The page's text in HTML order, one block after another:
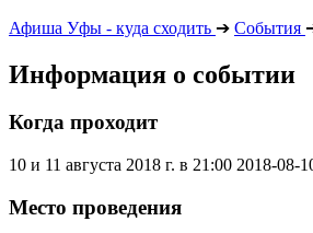
Афиша Уфы - куда сходить ➔ События
Информация о событии
Когда проходит
10 и 11 августа 2018 г. в 21:00 2018-08-
Место проведения